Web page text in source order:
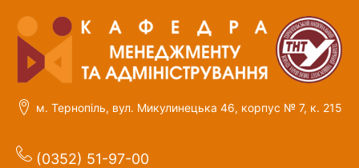
м. Тернопіль, вул. Микулинецька 46, корпус № 7, к. 215
(0352) 51-97-00